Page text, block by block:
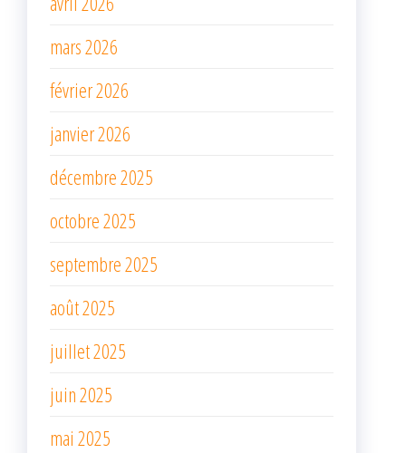
mars 2026
février 2026
janvier 2026
décembre 2025
octobre 2025
septembre 2025
août 2025
juillet 2025
juin 2025
mai 2025